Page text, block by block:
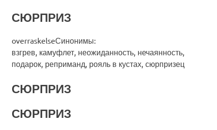
СЮРПРИЗ
overraskelseСинонимы:
взгрев, камуфлет, неожиданность, нечаянность,
подарок, реприманд, рояль в кустах, сюрпризец
СЮРПРИЗ
СЮРПРИЗ